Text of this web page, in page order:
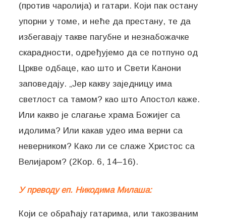
(против чаролија) и гатари. Који пак остану
упорни у томе, и неће да престану, те да
избегавају такве пагубне и незнабожачке
скарадности, одређујемо да се потпуно од
Цркве одбаце, као што и Свети Канони
заповедају. „Јер какву заједницу има
светлост са тамом? као што Апостол каже.
Или какво је слагање храма Божијег са
идолима? Или какав удео има верни са
неверником? Како ли се слаже Христос са
Велијаром? (2Кор. 6, 14–16).
У преводу еп. Никодима Милаша:
Који се обраћају гатарима, или такозваним